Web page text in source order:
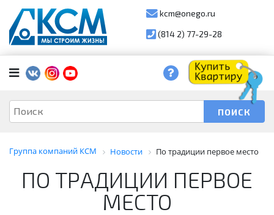
kcm@onego.ru
(814 2) 77-29-28
Группа компаний КСМ Новости По традиции первое место
ПО ТРАДИЦИИ ПЕРВОЕ
МЕСТО